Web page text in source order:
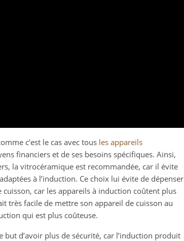
c’est le cas avec tous les appareils
financiers et de ses besoins spécifiques. Ainsi,
la vitrocéramique est recommandée, car il évite
à l’induction. Ce choix lui évite de dépenser
car les appareils à induction coûtent plus
très facile de mettre son appareil de cuisson au
qui est plus coûteuse.
d’avoir plus de sécurité, car l’induction produit